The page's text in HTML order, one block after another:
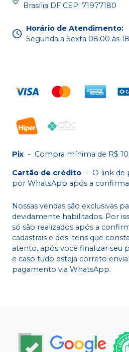
Brasília DF CEP: 71977180
Horário de Atendimento:
Segunda a Sexta 08:00 às
Pix - Compra mínima de R$
Cartão de crédito - O link de
por WhatsApp após a
Nossas vendas são exclusivas
devidamente habilitados. Por
só são realizados após a
cadastrais e dos itens que
atento, após você finalizar seu
e caso tudo esteja correto
pagamento via WhatsApp.